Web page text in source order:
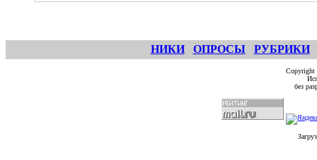
НИКИ ОПРОСЫ РУБРИКИ
без